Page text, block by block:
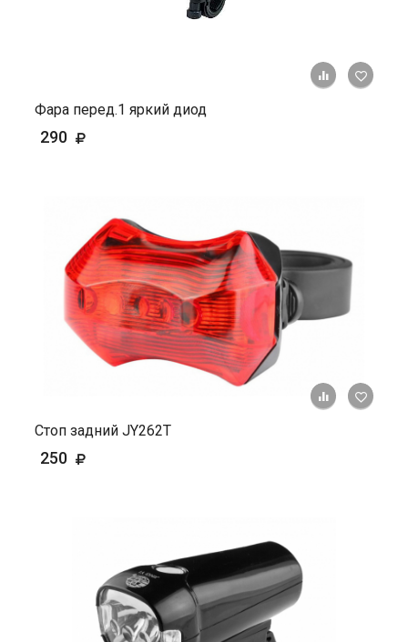
+ К
Фара перед.1 яркий диод
290
+ К
Стоп задний JY262T
250